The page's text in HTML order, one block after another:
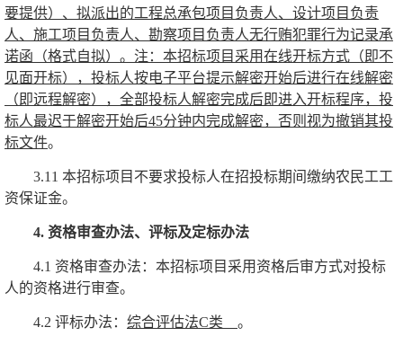
要提供）、拟派出的工程总承包项目负责人、设计项目负责
人、施工项目负责人、勘察项目负责人无行贿犯罪行为记录承
诺函（格式自拟）。注：本招标项目采用在线开标方式（即不
见面开标），投标人按电子平台提示解密开始后进行在线解密
（即远程解密），全部投标人解密完成后即进入开标程序，投
标人最迟于解密开始后45分钟内完成解密，否则视为撤销其投
标文件。
3.11 本招标项目不要求投标人在招投标期间缴纳农民工工
资保证金。
4. 资格审查办法、评标及定标办法
4.1 资格审查办法：本招标项目采用资格后审方式对投标
人的资格进行审查。
4.2 评标办法： 综合评估法C类 。